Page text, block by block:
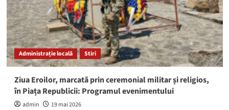
Administrație locală Stiri
Ziua Eroilor, marcată prin ceremonial militar și religios,
în Piața Republicii: Programul evenimentului
admin 19 mai 2026